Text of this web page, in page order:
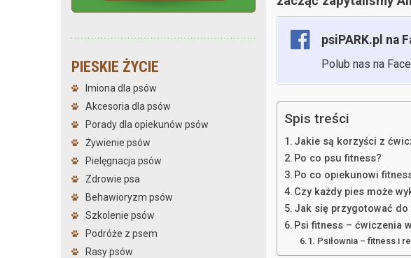
PIESKIE ŻYCIE
Imiona dla psów
Akcesoria dla psów
Porady dla opiekunów psów
Żywienie psów
Pielęgnacja psów
Zdrowie psa
Behawioryzm psów
Szkolenie psów
Podróże z psem
Rasy psów
psiPARK.pl na
Polub nas na
Spis treści
Jakie są korzyści z
Po co psu fitness?
Po co opiekunowi
Czy każdy pies może
Jak się przygotować
Psi fitness – ćwiczenia
Psiłownia – fitness i